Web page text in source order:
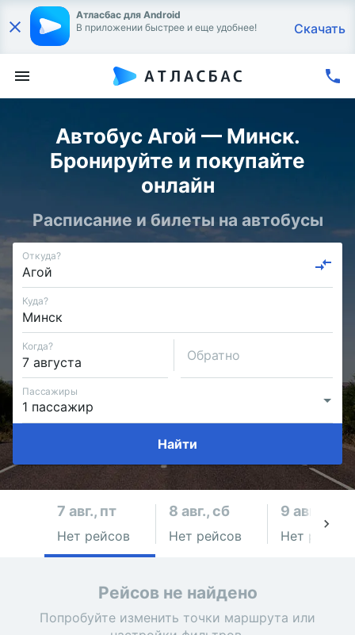
Атласбас для Android
В приложении быстрее и еще удобнее!
Скачать
Автобус Агой — Минск.
Бронируйте и покупайте
онлайн
Расписание и билеты на автобусы
Откуда?
Куда?
Когда?
Обратно
Пассажиры
Найти
7 авг., пт
Нет рейсов
8 авг., сб
Нет рейсов
9 авг., вс
Нет рейсов
Рейсов не найдено
Попробуйте изменить точки маршрута или